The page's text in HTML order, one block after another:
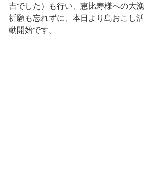
吉でした）も行い、恵比寿様への大漁
祈願も忘れずに、本日より島おこし活
動開始です。